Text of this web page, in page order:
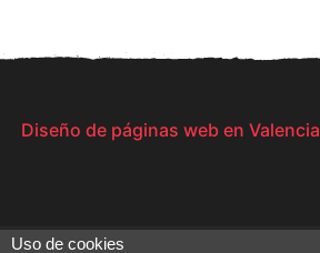
Diseño de páginas web en Valencia
Uso de cookies